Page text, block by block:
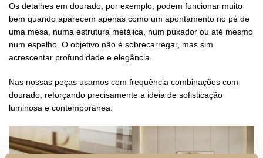
Os detalhes em dourado, por exemplo, podem funcionar muito
bem quando aparecem apenas como um apontamento no pé de
uma mesa, numa estrutura metálica, num puxador ou até mesmo
num espelho. O objetivo não é sobrecarregar, mas sim
acrescentar profundidade e elegância.
Nas nossas peças usamos com frequência combinações com
dourado, reforçando precisamente a ideia de sofisticação
luminosa e contemporânea.